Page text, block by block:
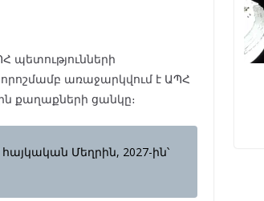
պետությունների
որոշմամբ առաջարկվում է ԱՊՀ
քաղաքների ցանկը։
Մեղրին, 2027-ին՝